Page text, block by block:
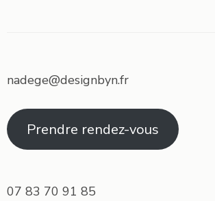
nadege@designbyn.fr
Prendre rendez-vous
07 83 70 91 85